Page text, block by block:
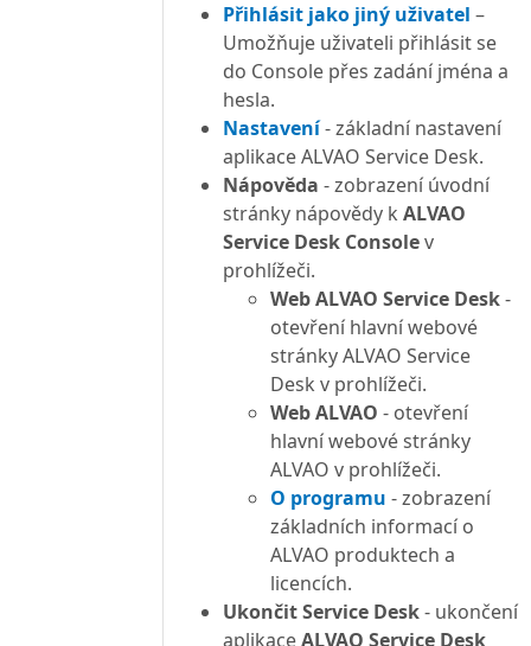
Přihlásit jako jiný uživatel –
Umožňuje uživateli přihlásit se
do Console přes zadání jména a
hesla.
Nastavení- základní nastavení
aplikace ALVAO Service Desk.
Nápověda - zobrazení úvodní
stránky nápovědy k ALVAO
Service Desk Consolev
prohlížeči.
Web ALVAO Service Desk-
otevření hlavní webové
stránky ALVAO Service
Desk v prohlížeči.
Web ALVAO - otevření
hlavní webové stránky
ALVAO v prohlížeči.
O programu - zobrazení
základních informací o
ALVAO produktech a
licencích.
Ukončit Service Desk- ukončení
aplikaceALVAO Service Desk